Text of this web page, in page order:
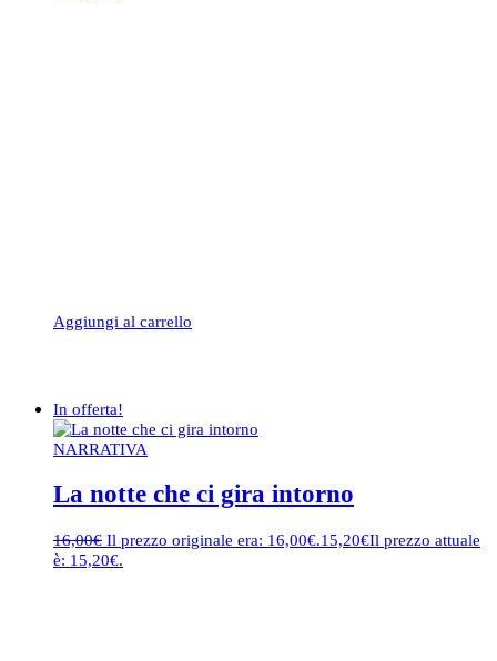
Aggiungi al carrello
In offerta!
NARRATIVA
La notte che ci gira intorno
16,00€ Il prezzo originale era: 16,00€.15,20€Il prezzo attuale
è: 15,20€.